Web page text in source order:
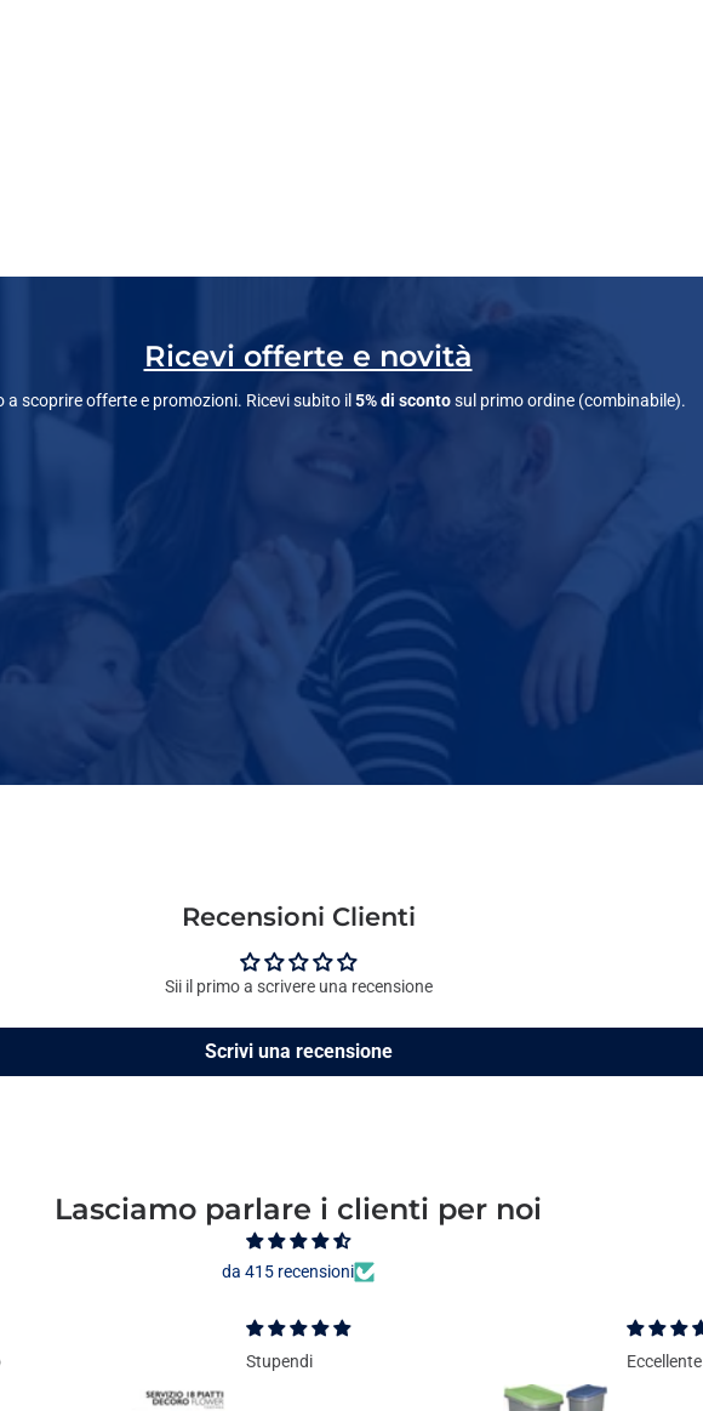
Ricevi offerte e novità
a scoprire offerte e promozioni. Ricevi subito il 5% di scontosul primo ordine (combinabile).
Recensioni Clienti
Sii il primo a scrivere una recensione
Scrivi una recensione
Lasciamo parlare i clienti per noi
da 415 recensioni
Stupendi Eccellente